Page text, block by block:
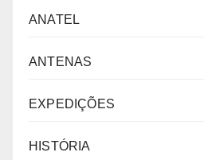
ANATEL
ANTENAS
EXPEDIÇÕES
HISTÓRIA